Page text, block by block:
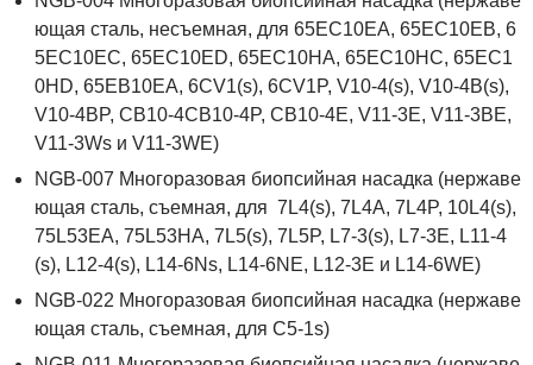
ющая сталь, несъемная, для 65EC10EA, 65EC10EB, 6
5EC10EC, 65EC10ED, 65EC10HA, 65EC10HC, 65EC1
0HD, 65EB10EA, 6CV1(s), 6CV1P, V10-4(s), V10-4B(s),
V10-4BP, CB10-4CB10-4P, CB10-4E, V11-3E, V11-3BE,
V11-3Ws и V11-3WE)
NGB-007 Многоразовая биопсийная насадка (нержаве
ющая сталь, съемная, для 7L4(s), 7L4A, 7L4P, 10L4(s),
75L53EA, 75L53HA, 7L5(s), 7L5P, L7-3(s), L7-3E, L11-4
(s), L12-4(s), L14-6Ns, L14-6NE, L12-3E и L14-6WE)
NGB-022 Многоразовая биопсийная насадка (нержаве
ющая сталь, съемная, для С5-1s)